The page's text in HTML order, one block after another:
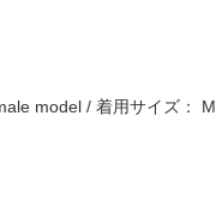
model / 着用サイズ： M